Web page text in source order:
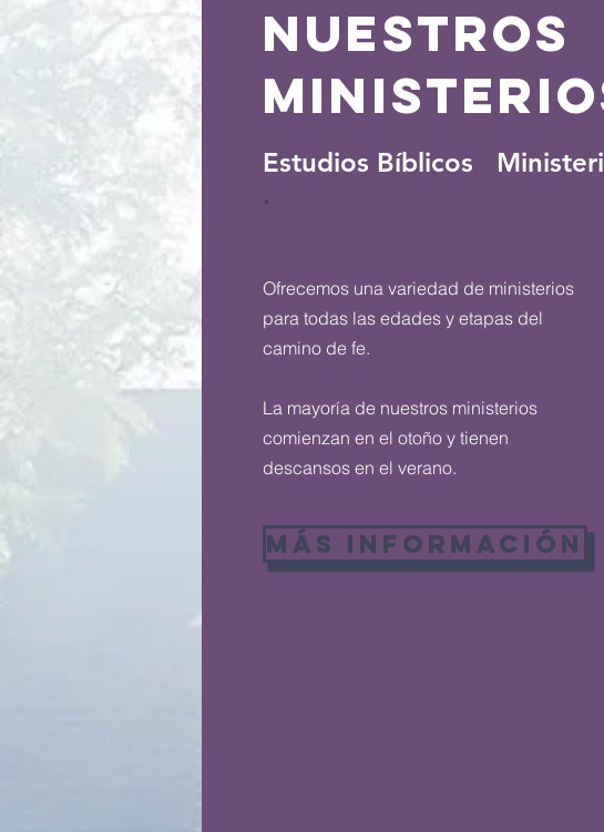
Nuestros
Estudios Bíblicos
.
Ofrecemos una variedad de ministerios
para todas las edades y etapas del
camino de fe.
La mayoría de nuestros ministerios
comienzan en el otoño y tienen
descansos en el verano.
MÁS INFORMACIÓN